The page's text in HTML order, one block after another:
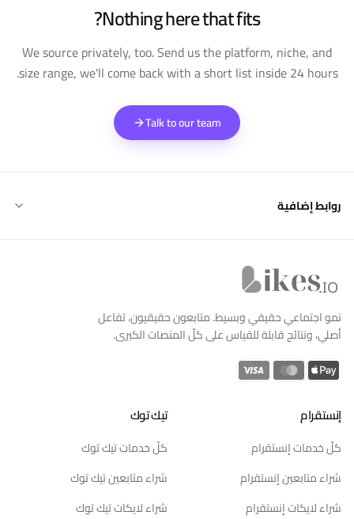
Nothing here that fits?
We source privately, too. Send us the platform, niche, and
size range, we'll come back with a short list inside 24 hours.
Talk to our team
روابط إضافية
نمو اجتماعي حقيقي وبسيط. متابعون حقيقيون، تفاعل
أصلي، ونتائج قابلة للقياس على كلّ المنصات الكبرى.
إنستقرام
كلّ خدمات إنستقرام
شراء متابعين إنستقرام
شراء لايكات إنستقرام
تيك توك
كلّ خدمات تيك توك
شراء متابعين تيك توك
شراء لايكات تيك توك